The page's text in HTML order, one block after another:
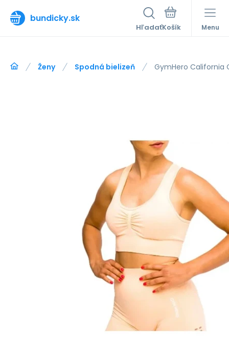
bundicky.sk
Hľadať Menu
Ženy Spodná bielizeň GymHero California